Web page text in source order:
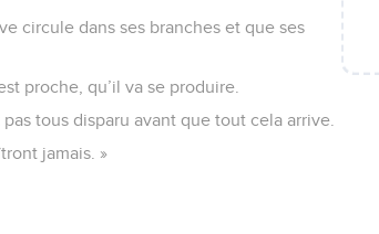
circule dans ses branches et que ses
proche, qu’il va se produire.
tous disparu avant que tout cela arrive.
jamais. »